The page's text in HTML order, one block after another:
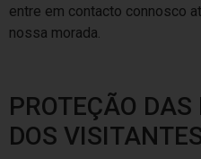
entre em contacto connosco
nossa morada.
PROTEÇÃO
DOS